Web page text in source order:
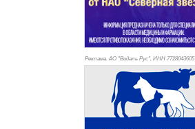
Реклама. АО "Видаль Рус", ИНН 7728043605